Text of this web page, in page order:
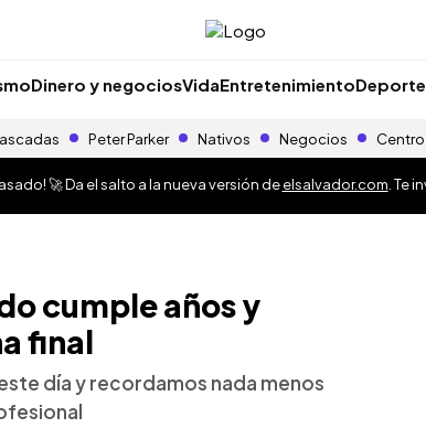
Dinero y negociosVidaEntretenimiento
Peter Parker Nativos Negocios
🚀 Da el salto a la nueva versión deelsalvador.com . Te
cumple años y
final
día y recordamos nada menos